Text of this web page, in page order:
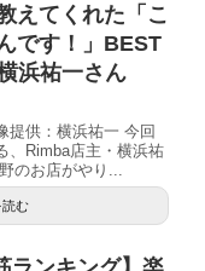
えてくれた「こ
です！」BEST
浜祐一さん
提供：横浜祐一 今回
、Rimba店主・横浜祐
のお店がやり...
む